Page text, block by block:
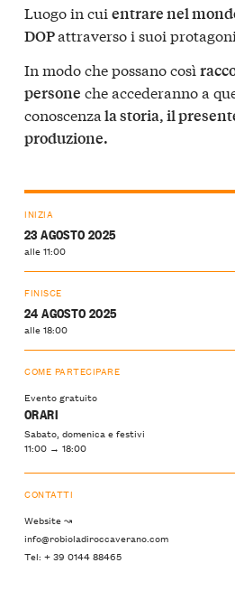
Luogo in cui entrare nel
DOPattraverso i suoi
In modo che possano così
persone che accederanno a
conoscenza la storia, il
produzione.
INIZIA
23 AGOSTO 2025
alle 11:00
FINISCE
24 AGOSTO 2025
alle 18:00
COME PARTECIPARE
Evento gratuito
ORARI
Sabato, domenica e festivi
11:00 → 18:00
CONTATTI
Website ↝
info@robioladiroccaverano.com
Tel: + 39 0144 88465